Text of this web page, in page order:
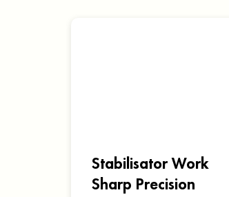
Stabilisator Work
Sharp Precision